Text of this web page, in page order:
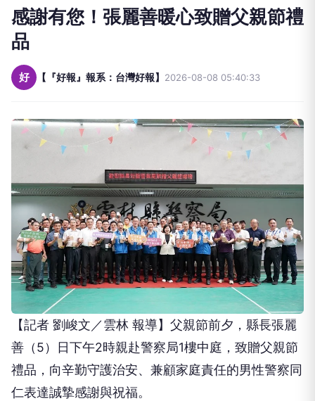
感謝有您！張麗善暖心致贈父親節禮
品
好 【『好報』報系：台灣好報】 2026-08-08 05:40:33
【記者 劉峻文／雲林 報導】父親節前夕，縣長張麗
善（5）日下午2時親赴警察局1樓中庭，致贈父親節
禮品，向辛勤守護治安、兼顧家庭責任的男性警察同
仁表達誠摯感謝與祝福。